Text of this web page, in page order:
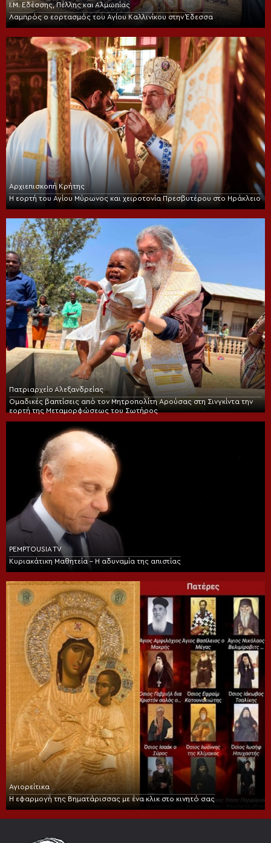
Ι.Μ. Εδέσσης, Πέλλης και Αλμωπίας
Λαμπρός ο εορτασμός του Αγίου Καλλινίκου στην Έδεσσα
Αρχιεπισκοπή Κρήτης
Η εορτή του Αγίου Μύρωνος και χειροτονία Πρεσβυτέρου στο Ηράκλειο
Πατριαρχείο Αλεξανδρείας
Ομαδικές βαπτίσεις από τον Μητροπολίτη Αρούσας στη Σινγκίντα την
εορτή της Μεταμορφώσεως του Σωτήρος
PEMPTOUSIA TV
Κυριακάτικη Μαθητεία – Η αδυναμία της απιστίας
Αγιορείτικα
Η εφαρμογή της Βηματάρισσας με ένα κλικ στο κινητό σας